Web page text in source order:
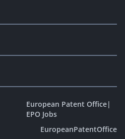
European Patent Office|
EPO Jobs
EuropeanPatentOffice